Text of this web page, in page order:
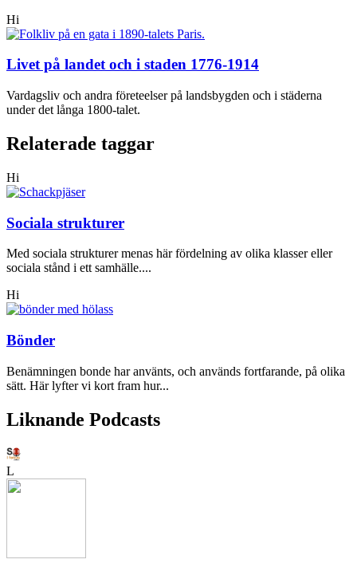
Hi
Livet på landet och i staden 1776-1914
Vardagsliv och andra företeelser på landsbygden och i städerna
under det långa 1800-talet.
Relaterade taggar
Hi
Sociala strukturer
Med sociala strukturer menas här fördelning av olika klasser eller
sociala stånd i ett samhälle....
Hi
Bönder
Benämningen bonde har använts, och används fortfarande, på olika
sätt. Här lyfter vi kort fram hur...
Liknande Podcasts
L